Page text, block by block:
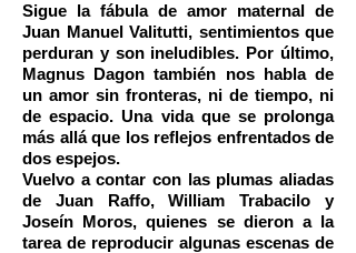
Sigue la fábula de amor maternal de
Juan Manuel Valitutti, sentimientos que
perduran y son ineludibles. Por último,
Magnus Dagon también nos habla de
un amor sin fronteras, ni de tiempo, ni
de espacio. Una vida que se prolonga
más allá que los reflejos enfrentados de
dos espejos.
Vuelvo a contar con las plumas aliadas
de Juan Raffo, William Trabacilo y
Joseín Moros, quienes se dieron a la
tarea de reproducir algunas escenas de